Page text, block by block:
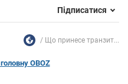
Підписатися
Що принесе транзит...
OBOZ